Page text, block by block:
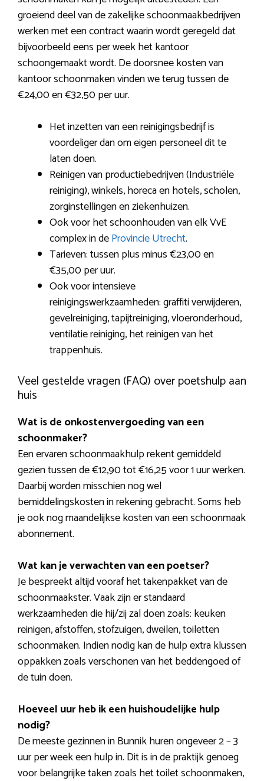
groeiend deel van de zakelijke schoonmaakbedrijven
werken met een contract waarin wordt geregeld dat
bijvoorbeeld eens per week het kantoor
schoongemaakt wordt. De doorsnee kosten van
kantoor schoonmaken vinden we terug tussen de
€24,00 en €32,50 per uur.
Het inzetten van een reinigingsbedrijf is
voordeliger dan om eigen personeel dit te
laten doen.
Reinigen van productiebedrijven (Industriële
reiniging), winkels, horeca en hotels, scholen,
zorginstellingen en ziekenhuizen.
Ook voor het schoonhouden van elk VvE
complex in deProvincie Utrecht.
Tarieven: tussen plus minus €23,00 en
€35,00 per uur.
Ook voor intensieve
reinigingswerkzaamheden: graffiti verwijderen,
gevelreiniging, tapijtreiniging, vloeronderhoud,
ventilatie reiniging, het reinigen van het
trappenhuis.
Veel gestelde vragen (FAQ) over poetshulp aan
huis
Wat is de onkostenvergoeding van een
schoonmaker?
Een ervaren schoonmaakhulp rekent gemiddeld
gezien tussen de €12,90 tot €16,25 voor 1 uur werken.
Daarbij worden misschien nog wel
bemiddelingskosten in rekening gebracht. Soms heb
je ook nog maandelijkse kosten van een schoonmaak
abonnement.
Wat kan je verwachten van een poetser?
Je bespreekt altijd vooraf het takenpakket van de
schoonmaakster. Vaak zijn er standaard
werkzaamheden die hij/zij zal doen zoals: keuken
reinigen, afstoffen, stofzuigen, dweilen, toiletten
schoonmaken. Indien nodig kan de hulp extra klussen
oppakken zoals verschonen van het beddengoed of
de tuin doen.
Hoeveel uur heb ik een huishoudelijke hulp
nodig?
De meeste gezinnen in Bunnik huren ongeveer 2 – 3
uur per week een hulp in. Dit is in de praktijk genoeg
voor belangrijke taken zoals het toilet schoonmaken,